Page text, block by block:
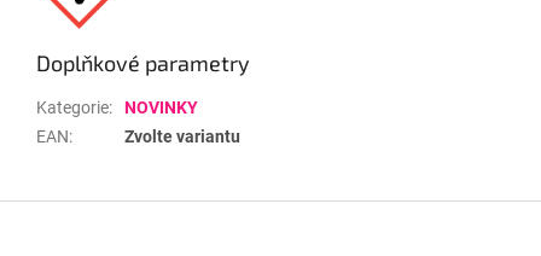
Doplňkové parametry
Kategorie:
NOVINKY
EAN: Zvolte variantu